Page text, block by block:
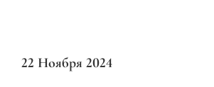
22 Ноября 2024